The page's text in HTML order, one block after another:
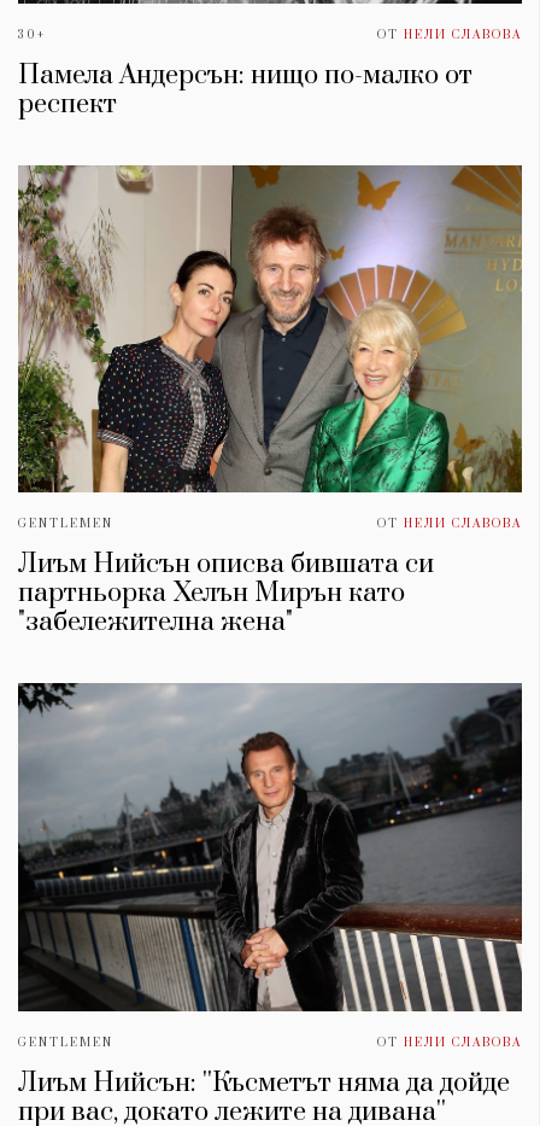
30+ ОТ НЕЛИ СЛАВОВА
Памела Андерсън: нищо по-малко от
респект
GENTLEMEN ОТ НЕЛИ СЛАВОВА
Лиъм Нийсън описва бившата си
партньорка Хелън Мирън като
"забележителна жена"
GENTLEMEN ОТ НЕЛИ СЛАВОВА
Лиъм Нийсън: ''Късметът няма да дойде
при вас, докато лежите на дивана''